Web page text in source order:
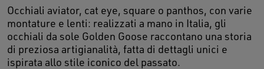
Occhiali aviator, cat eye, square o panthos, con varie
montature e lenti: realizzati a mano in Italia, gli
occhiali da sole Golden Goose raccontano una storia
di preziosa artigianalità, fatta di dettagli unici e
ispirata allo stile iconico del passato.